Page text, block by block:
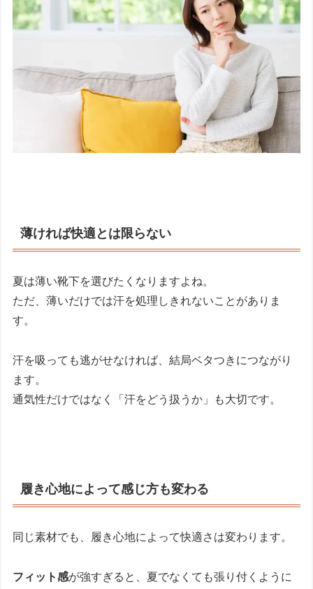
薄ければ快適とは限らない
夏は薄い靴下を選びたくなりますよね。
ただ、薄いだけでは汗を処理しきれないことがありま
す。
汗を吸っても逃がせなければ、結局ベタつきにつながり
ます。
通気性だけではなく「汗をどう扱うか」も大切です。
履き心地によって感じ方も変わる
同じ素材でも、履き心地によって快適さは変わります。
フィット感が強すぎると、夏でなくても張り付くように